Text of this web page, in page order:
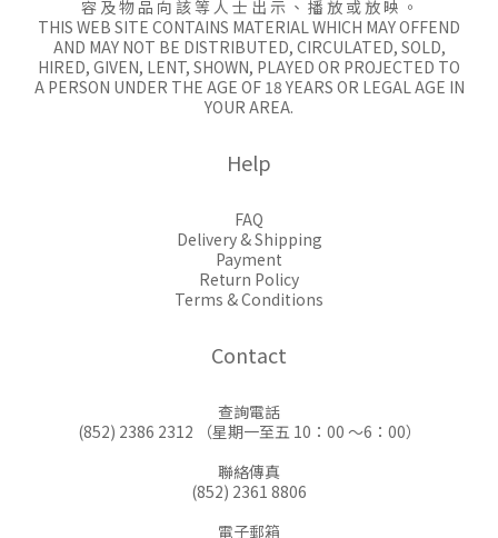
容 及 物 品 向 該 等 人 士 出 示 、 播 放 或 放 映 。
THIS WEB SITE CONTAINS MATERIAL WHICH MAY OFFEND
AND MAY NOT BE DISTRIBUTED, CIRCULATED, SOLD,
HIRED, GIVEN, LENT, SHOWN, PLAYED OR PROJECTED TO
A PERSON UNDER THE AGE OF 18 YEARS OR LEGAL AGE IN
YOUR AREA.
Help
FAQ
Delivery & Shipping
Payment
Return Policy
Terms & Conditions
Contact
查詢電話
(852) 2386 2312 （星期一至五 10：00 ～6：00）
聯絡傳真
(852) 2361 8806
電子郵箱